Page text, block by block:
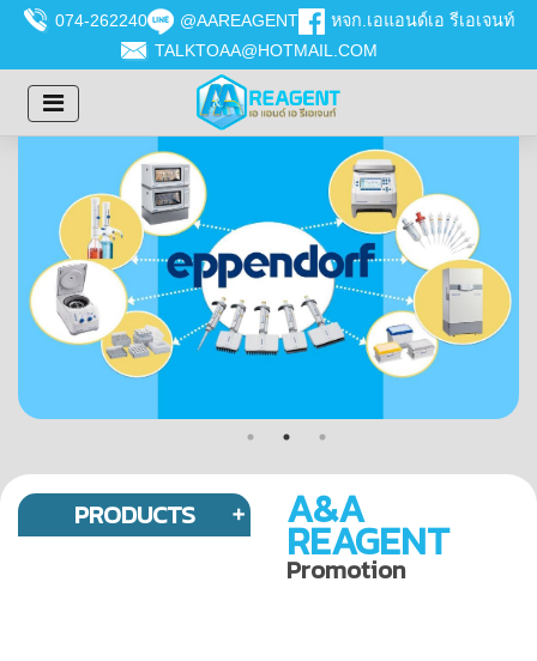
074-262240 @AAREAGENT
หจก.เอแอนด์เอ รีเอเจนท์
TALKTOAA@HOTMAIL.COM
PRODUCTS A&A
REAGENT
Promotion